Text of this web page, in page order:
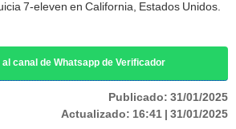
7-eleven en California, Estados Unidos.
al canal de Whatsapp de Verificador
Publicado: 31/01/2025
Actualizado: 16:41 | 31/01/2025